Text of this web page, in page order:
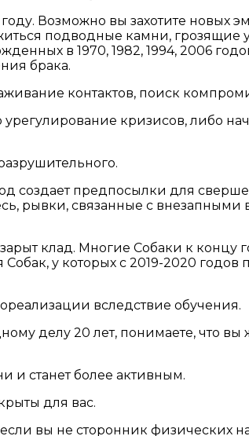
Возможно вы захотите новых
подводные камни, грозящие
в 1970, 1982, 1994, 2006
брака.
контактов, поиск
кризисов, либо
создает предпосылки для
рывки, связанные с
клад. Многие Собаки к концу
Собак, у которых с 2019-2020
вследствие обучения.
делу 20 лет, понимаете, что вы
и станет более активным.
для вас.
вы не сторонник физических